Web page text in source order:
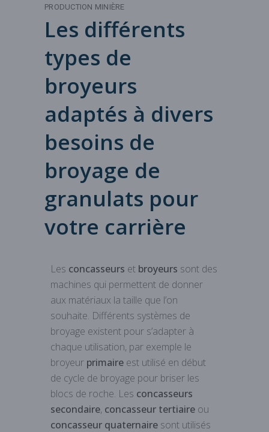
PRODUCTION MINIÈRE
Les différents
types de
broyeurs
adaptés à divers
besoins de
broyage de
granulats pour
votre carrière
Les concasseurs et broyeurs sont des
machines qui permettent de donner
aux matériaux la taille que l’on
souhaite. Différents systèmes de
broyage existent pour s’adapter à
chaque utilisation, par exemple le
broyeur primaire est utilisé en début
de cycle de broyage pour briser les
blocs de roche. Les concasseurs
secondaire, concasseur tertiaire ou
concasseur quaternaire sont utilisés